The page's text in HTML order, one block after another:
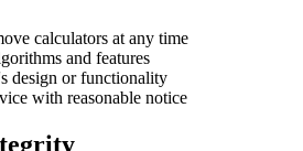
calculators at any time
and features
design or functionality
with reasonable notice